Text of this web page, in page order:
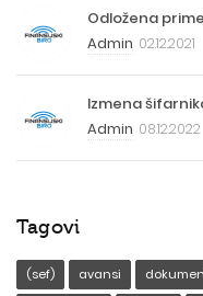
Odložena
Admin 02.12.2021
Izmena
Admin 08.12.2022
Tagovi
(sef) avansi